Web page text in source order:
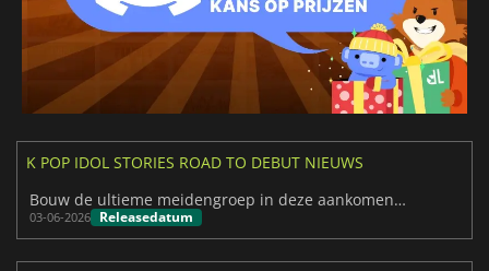
K POP IDOL STORIES ROAD TO DEBUT NIEUWS
Bouw de ultieme meidengroep in deze aankomende K-Pop Sim
03-06-2026 Releasedatum